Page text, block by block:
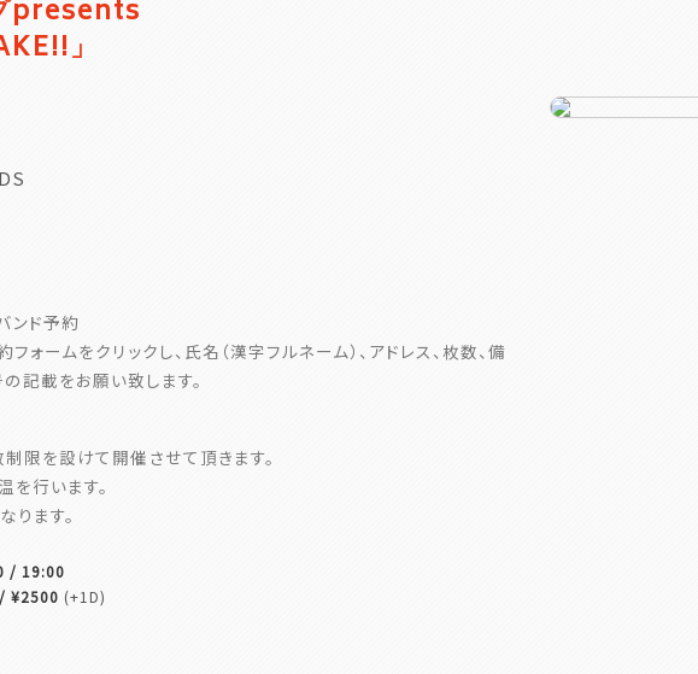
presents
」
ンド予約
ォームをクリックし、氏名（漢字フルネーム）、アドレス、枚数、備
記載をお願い致します。
限を設けて開催させて頂きます。
行います。
ます。
/ 19:00
¥2500 (+1D)